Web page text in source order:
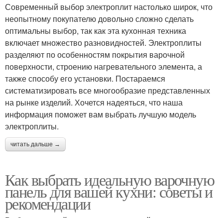
Современный выбор электроплит настолько широк, что
неопытному покупателю довольно сложно сделать
оптимальны выбор, так как эта кухонная техника
включает множество разновидностей. Электроплиты
разделяют по особенностям покрытия варочной
поверхности, строению нагревательного элемента, а
также способу его установки. Постараемся
систематизировать все многообразие представленных
на рынке изделий. Хочется надеяться, что наша
информация поможет вам выбрать лучшую модель
электроплиты.
читать дальше →
Как выбрать идеальную варочную
панель для вашей кухни: советы и
рекомендации